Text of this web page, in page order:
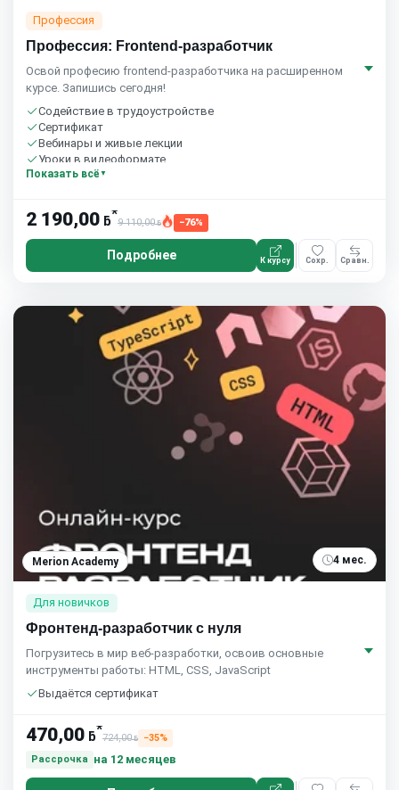
Профессия
Профессия: Frontend-разработчик
Освой професию frontend-разработчика на расширенном
курсе. Запишись сегодня!
Содействие в трудоустройстве
Сертификат
Вебинары и живые лекции
Уроки в видеоформате
Домашние задания с проверкой
Показать всё
2 190,00 ƃ*
9 110,00ƃ −76%
Подробнее К курсу Сохр. Сравн.
Merion Academy 4 мес.
Для новичков
Фронтенд-разработчик с нуля
Погрузитесь в мир веб-разработки, освоив основные
инструменты работы: HTML, CSS, JavaScript
Выдаётся сертификат
470,00 ƃ*
724,00ƃ
−35%
Рассрочка
на 12 месяцев